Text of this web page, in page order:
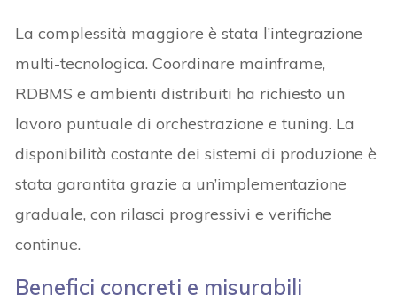
La complessità maggiore è stata l’integrazione
multi-tecnologica. Coordinare mainframe,
RDBMS e ambienti distribuiti ha richiesto un
lavoro puntuale di orchestrazione e tuning. La
disponibilità costante dei sistemi di produzione è
stata garantita grazie a un’implementazione
graduale, con rilasci progressivi e verifiche
continue.
Benefici concreti e misurabili